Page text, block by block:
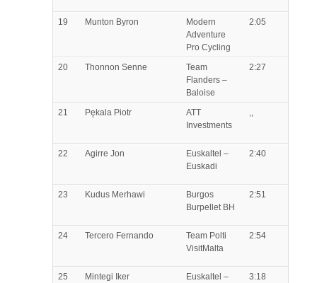
19 Munton Byron
Modern
Adventure
Pro Cycling
2:05
20 Thonnon Senne
Team
Flanders –
Baloise
2:27
21 Pękala Piotr
ATT
Investments
,,
22 Agirre Jon
Euskaltel –
Euskadi
2:40
23 Kudus Merhawi
Burgos
Burpellet BH
2:51
24 Tercero Fernando
Team Polti
VisitMalta
2:54
25 Mintegi Iker
Euskaltel –
3:18